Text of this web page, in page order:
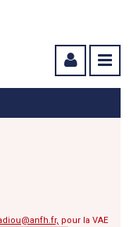
pour la VAE